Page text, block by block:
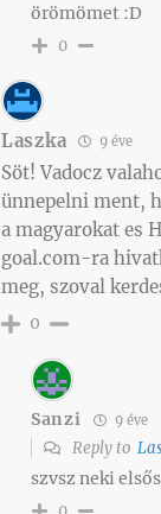
örömömet :D
0
Laszka 9 éve
Söt! Vadocz
ünnepelni ment,
a magyarokat es
goal.com-ra
meg, szoval
0
Sanzi 9 éve
Reply to
szvsz neki